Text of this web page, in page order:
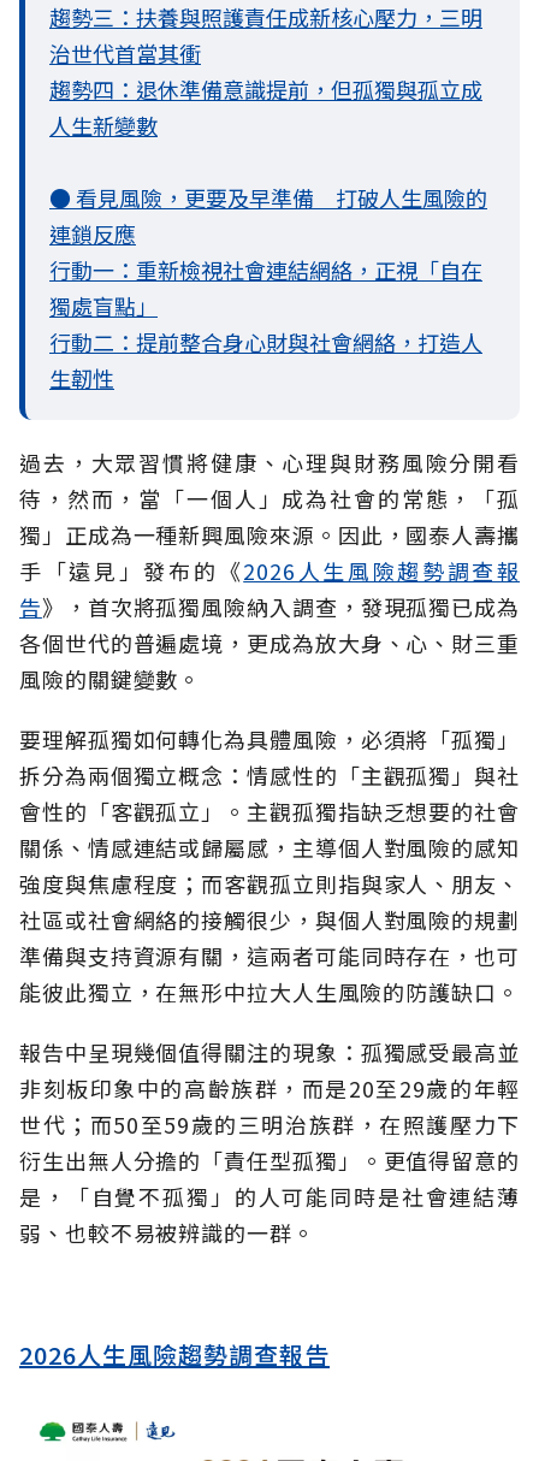
趨勢三：扶養與照護責任成新核心壓力，三明
治世代首當其衝
趨勢四：退休準備意識提前，但孤獨與孤立成
人生新變數
● 看見風險，更要及早準備 打破人生風險的
連鎖反應
行動一：重新檢視社會連結網絡，正視「自在
獨處盲點」
行動二：提前整合身心財與社會網絡，打造人
生韌性
過去，大眾習慣將健康、心理與財務風險分開看
待，然而，當「一個人」成為社會的常態，「孤
獨」正成為一種新興風險來源。因此，國泰人壽攜
手「遠見」發布的《2026人生風險趨勢調查報
告》，首次將孤獨風險納入調查，發現孤獨已成為
各個世代的普遍處境，更成為放大身、心、財三重
風險的關鍵變數。
要理解孤獨如何轉化為具體風險，必須將「孤獨」
拆分為兩個獨立概念：情感性的「主觀孤獨」與社
會性的「客觀孤立」。主觀孤獨指缺乏想要的社會
關係、情感連結或歸屬感，主導個人對風險的感知
強度與焦慮程度；而客觀孤立則指與家人、朋友、
社區或社會網絡的接觸很少，與個人對風險的規劃
準備與支持資源有關，這兩者可能同時存在，也可
能彼此獨立，在無形中拉大人生風險的防護缺口。
報告中呈現幾個值得關注的現象：孤獨感受最高並
非刻板印象中的高齡族群，而是20至29歲的年輕
世代；而50至59歲的三明治族群，在照護壓力下
衍生出無人分擔的「責任型孤獨」。更值得留意的
是，「自覺不孤獨」的人可能同時是社會連結薄
弱、也較不易被辨識的一群。
2026人生風險趨勢調查報告